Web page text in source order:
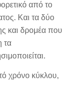
από το
Και τα δύο
και δρομέα που
τα
χρόνο κύκλου,